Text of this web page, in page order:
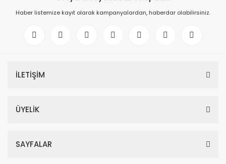
Haber listemize kayıt olarak kampanyalardan, haberdar olabilirsiniz.
İLETİŞİM
ÜYELİK
SAYFALAR